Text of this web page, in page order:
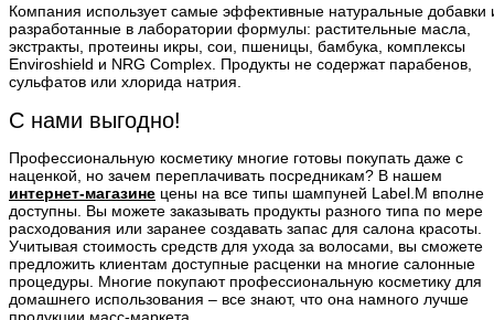
Компания использует самые эффективные натуральные добавки
разработанные в лаборатории формулы: растительные масла,
экстракты, протеины икры, сои, пшеницы, бамбука, комплексы
Enviroshield и NRG Complex. Продукты не содержат парабенов,
сульфатов или хлорида натрия.
С нами выгодно!
Профессиональную косметику многие готовы покупать даже с
наценкой, но зачем переплачивать посредникам? В нашем
интернет-магазине цены на все типы шампуней Label.M вполне
доступны. Вы можете заказывать продукты разного типа по мере
расходования или заранее создавать запас для салона красоты.
Учитывая стоимость средств для ухода за волосами, вы сможете
предложить клиентам доступные расценки на многие салонные
процедуры. Многие покупают профессиональную косметику для
домашнего использования – все знают, что она намного лучше